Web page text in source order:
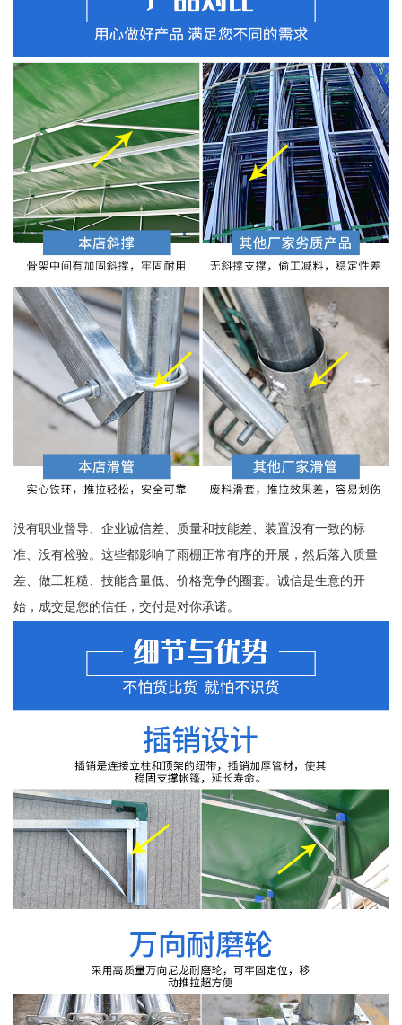
没有职业督导、企业诚信差、质量和技能差、装置没有一致的标
准、没有检验。这些都影响了雨棚正常有序的开展，然后落入质量
差、做工粗糙、技能含量低、价格竞争的圈套。诚信是生意的开
始，成交是您的信任，交付是对你承诺。